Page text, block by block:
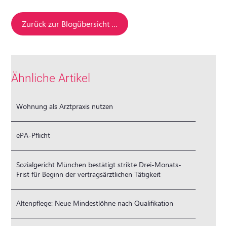
Zurück zur Blogübersicht …
Ähnliche Artikel
Wohnung als Arztpraxis nutzen
ePA-Pflicht
Sozialgericht München bestätigt strikte Drei-Monats-
Frist für Beginn der vertragsärztlichen Tätigkeit
Altenpflege: Neue Mindestlöhne nach Qualifikation